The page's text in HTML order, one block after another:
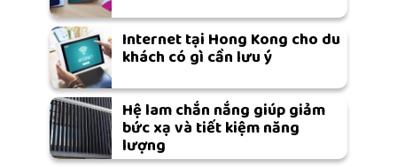
Internet tại Hong Kong cho du
khách có gì cần lưu ý
Hệ lam chắn nắng giúp giảm
bức xạ và tiết kiệm năng
lượng